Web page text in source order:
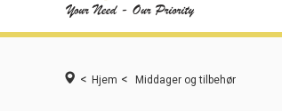
< Hjem < Middager og tilbehør